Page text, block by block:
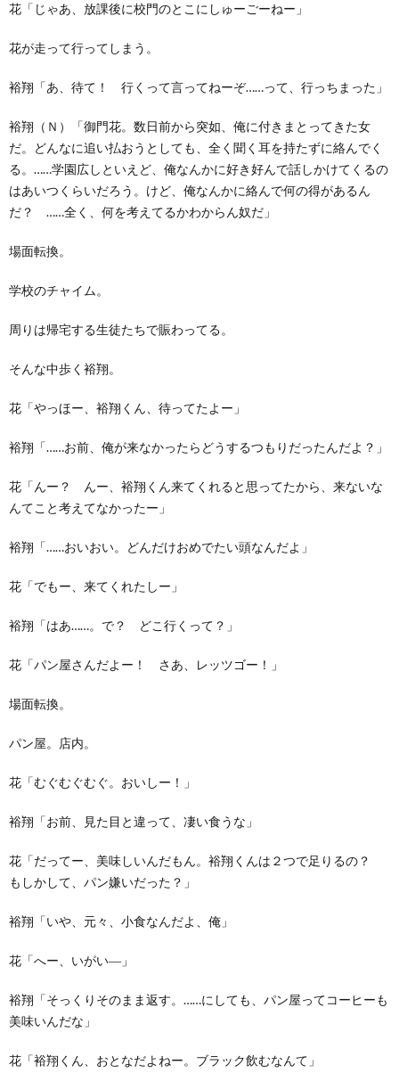
花「じゃあ、放課後に校門のとこにしゅーごーねー」
花が走って行ってしまう。
裕翔「あ、待て！ 行くって言ってねーぞ……って、行っちまった」
裕翔（Ｎ）「御門花。数日前から突如、俺に付きまとってきた女
だ。どんなに追い払おうとしても、全く聞く耳を持たずに絡んでく
る。……学園広しといえど、俺なんかに好き好んで話しかけてくるの
はあいつくらいだろう。けど、俺なんかに絡んで何の得があるん
だ？ ……全く、何を考えてるかわからん奴だ」
場面転換。
学校のチャイム。
周りは帰宅する生徒たちで賑わってる。
そんな中歩く裕翔。
花「やっほー、裕翔くん、待ってたよー」
裕翔「……お前、俺が来なかったらどうするつもりだったんだよ？」
花「んー？ んー、裕翔くん来てくれると思ってたから、来ないな
んてこと考えてなかったー」
裕翔「……おいおい。どんだけおめでたい頭なんだよ」
花「でもー、来てくれたしー」
裕翔「はあ……。で？ どこ行くって？」
花「パン屋さんだよー！ さあ、レッツゴー！」
場面転換。
パン屋。店内。
花「むぐむぐむぐ。おいしー！」
裕翔「お前、見た目と違って、凄い食うな」
花「だってー、美味しいんだもん。裕翔くんは２つで足りるの？
もしかして、パン嫌いだった？」
裕翔「いや、元々、小食なんだよ、俺」
花「へー、いがい―」
裕翔「そっくりそのまま返す。……にしても、パン屋ってコーヒーも
美味いんだな」
花「裕翔くん、おとなだよねー。ブラック飲むなんて」